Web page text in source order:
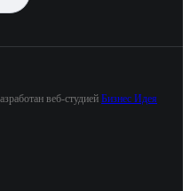
веб-студией Бизнес Идея